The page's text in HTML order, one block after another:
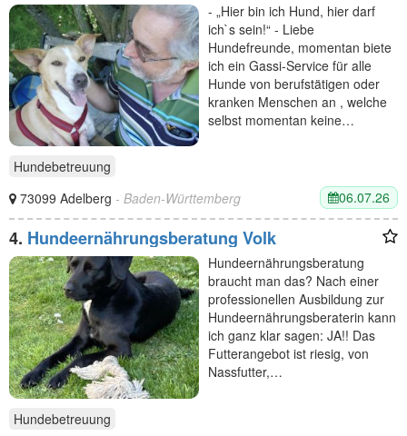
- „Hier bin ich Hund, hier darf
ich`s sein!“ - Liebe
Hundefreunde, momentan biete
ich ein Gassi-Service für alle
Hunde von berufstätigen oder
kranken Menschen an , welche
selbst momentan keine…
Hundebetreuung
73099 Adelberg - Baden-Württemberg 06.07.26
4. Hundeernährungsberatung Volk
Hundeernährungsberatung
braucht man das? Nach einer
professionellen Ausbildung zur
Hundeernährungsberaterin kann
ich ganz klar sagen: JA!! Das
Futterangebot ist riesig, von
Nassfutter,…
Hundebetreuung